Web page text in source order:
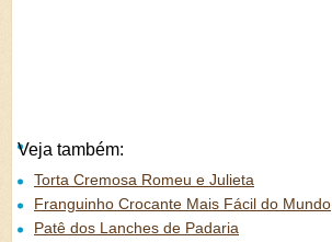
Veja também:
Torta Cremosa Romeu e Julieta
Franguinho Crocante Mais Fácil do Mundo
Patê dos Lanches de Padaria